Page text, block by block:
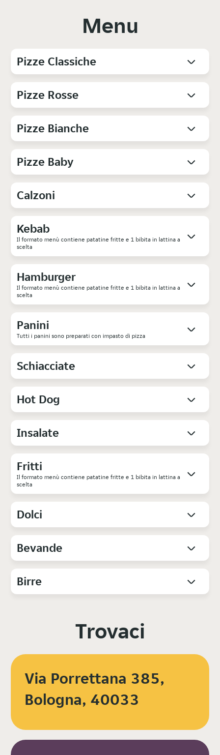
Menu
Pizze Classiche
Pizze Rosse
Pizze Bianche
Pizze Baby
Calzoni
Kebab
Il formato menù contiene patatine fritte e 1 bibita in lattina a
scelta
Hamburger
Il formato menù contiene patatine fritte e 1 bibita in lattina a
scelta
Panini
Tutti i panini sono preparati con impasto di pizza
Schiacciate
Hot Dog
Insalate
Fritti
Il formato menù contiene patatine fritte e 1 bibita in lattina a
scelta
Dolci
Bevande
Birre
Trovaci
Via Porrettana 385,
Bologna, 40033